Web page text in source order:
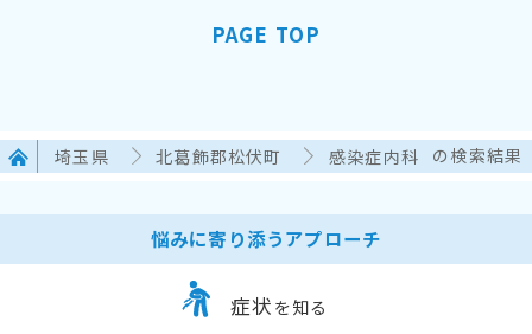
PAGE TOP
埼玉県 北葛飾郡松伏町 感染症内科 の検索結果
悩みに寄り添うアプローチ
症状 を知る